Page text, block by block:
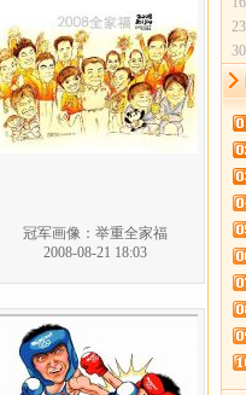
冠军画像：举重全家福
2008-08-21 18:03